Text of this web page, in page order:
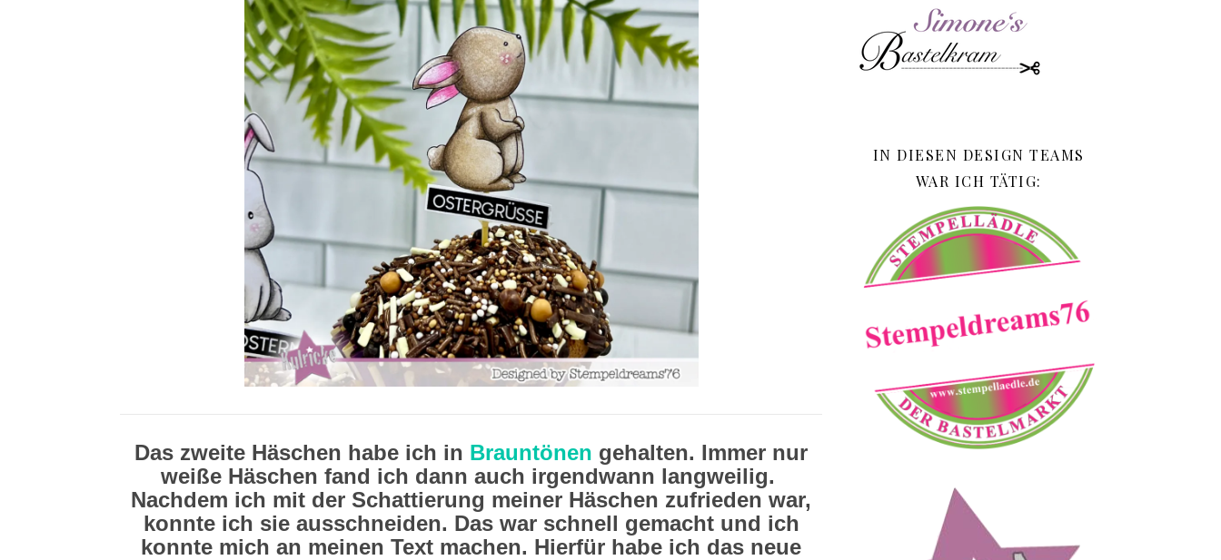
Das zweite Häschen habe ich in Brauntönen gehalten. Immer nur
weiße Häschen fand ich dann auch irgendwann langweilig.
Nachdem ich mit der Schattierung meiner Häschen zufrieden war,
konnte ich sie ausschneiden. Das war schnell gemacht und ich
konnte mich an meinen Text machen. Hierfür habe ich das neue
IN DIESEN DESIGN TEAMS
WAR ICH TÄTIG: